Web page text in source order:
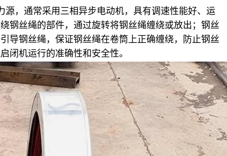
，通常采用三相异步电动机，具有调速性能好、运
钢丝绳的部件，通过旋转将钢丝绳缠绕或放出；钢丝
导钢丝绳，保证钢丝绳在卷筒上正确缠绕，防止钢丝
闭机运行的准确性和安全性。